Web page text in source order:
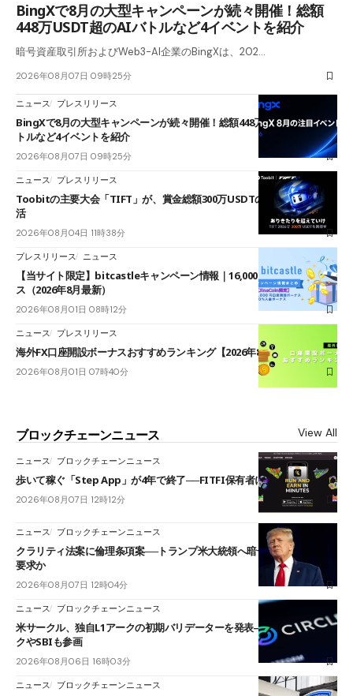
BingXで8月の大型キャンペーンが続々開催！総額
448万USDT超のAIバトルなど4イベントを紹介
暗号資産取引所およびWeb3-AI企業のBingXは、202…
2026年08月07日 09時25分
ニュース プレスリリース
BingXで8月の大型キャンペーンが続々開催！総額448万USDT超のAIバ
トルなど4イベントを紹介
2026年08月07日 09時25分
ニュース プレスリリース
Toobitの主要大会「TIFT」が、賞金総額300万USDTのレースとして復
活
2026年08月04日 11時38分
プレスリリース ニュース
【当サイト限定】bitcastleキャンペーン情報｜16,000円口座開設ボーナ
ス（2026年8月最新）
2026年08月01日 08時12分
ニュース プレスリリース
海外FX口座開設ボーナスおすすめランキング【2026年8月最新】
2026年08月01日 07時40分
ブロックチェーンニュース View All
ニュース ブロックチェーンニュース
歩いて稼ぐ「Step App」が4年で終了──FITFI保有者に対応呼びかけ
2026年08月07日 12時12分
ニュース ブロックチェーンニュース
クラリティ法案に倫理条項案──トランプ米大統領へ暗号資産事業の売却
要求か
2026年08月07日 12時04分
ニュース ブロックチェーンニュース
米サークル、独自L1アークの初期バリデーターを発表――ブラックロッ
クやSBIも参画
2026年08月06日 16時03分
ニュース ブロックチェーンニュース